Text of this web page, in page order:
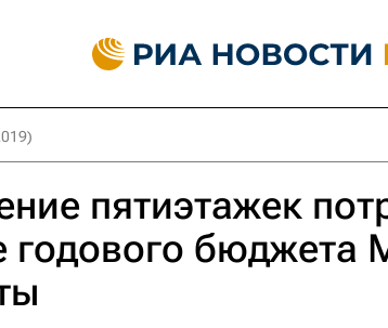
пятиэтажек
годового бюджета